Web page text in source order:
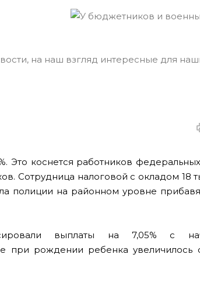
на наш взгляд интересные для
Это коснется работников
Сотрудница налоговой с окладом 18
полиции на районном уровне
выплаты на 7,05% с
при рождении ребенка увеличилось